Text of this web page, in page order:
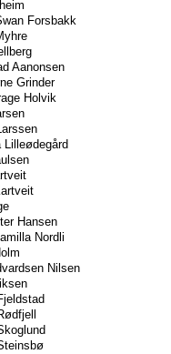
Forsbakk
Aanonsen
Grinder
Holvik
Lilleødegård
Hansen
Nordli
Nilsen